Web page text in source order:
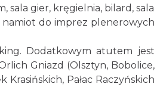
sala gier, kręgielnia, bilard, sala
namiot do imprez plenerowych
Dodatkowym atutem jest
Gniazd (Olsztyn, Bobolice,
Pałac Raczyńskich